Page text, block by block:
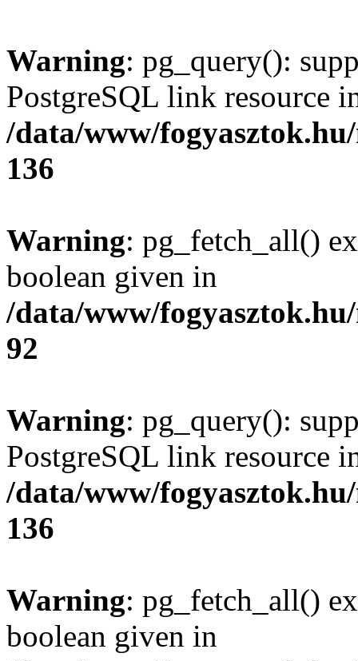
Warning: pg_query():
PostgreSQL link resource
/data/www/
136
Warning: pg_fetch_all()
boolean given in
/data/www/
92
Warning: pg_query():
PostgreSQL link resource
/data/www/
136
Warning: pg_fetch_all()
boolean given in